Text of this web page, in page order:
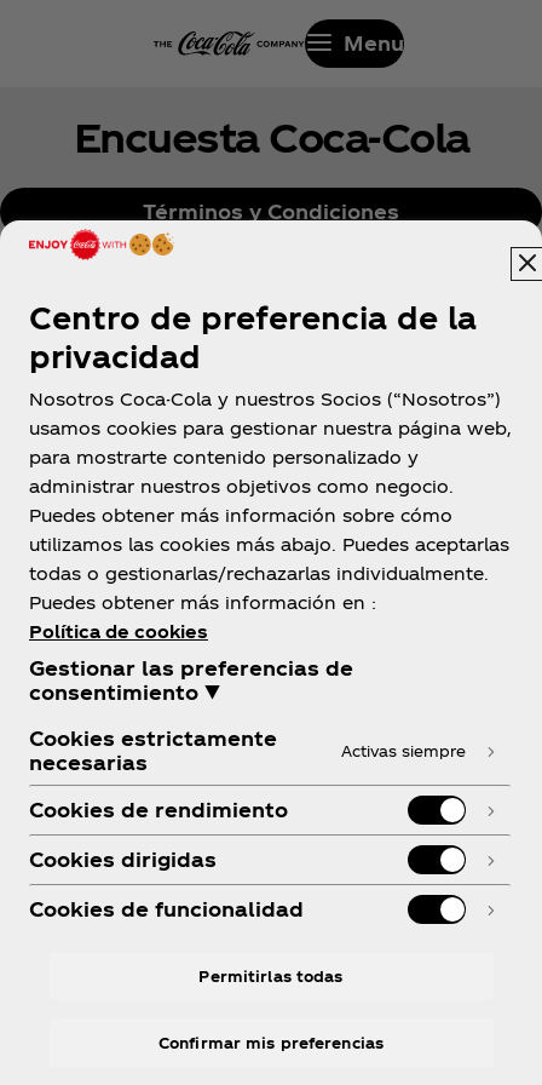
Menu
Encuesta Coca‑Cola
Términos y Condiciones
Política de Privacidad
México
Sobre nosotros
¿Necesitas ayuda?
Legal
Centro de preferencia de la
privacidad
Nosotros Coca-Cola y nuestros Socios (“Nosotros”)
usamos cookies para gestionar nuestra página web,
para mostrarte contenido personalizado y
administrar nuestros objetivos como negocio.
Puedes obtener más información sobre cómo
utilizamos las cookies más abajo. Puedes aceptarlas
todas o gestionarlas/rechazarlas individualmente.
Puedes obtener más información en :
Política de cookies
Gestionar las preferencias de
consentimiento ▼
Cookies estrictamente
necesarias
Activas siempre
Cookies de rendimiento
Cookies dirigidas
Cookies de funcionalidad
Permitirlas todas
Confirmar mis preferencias